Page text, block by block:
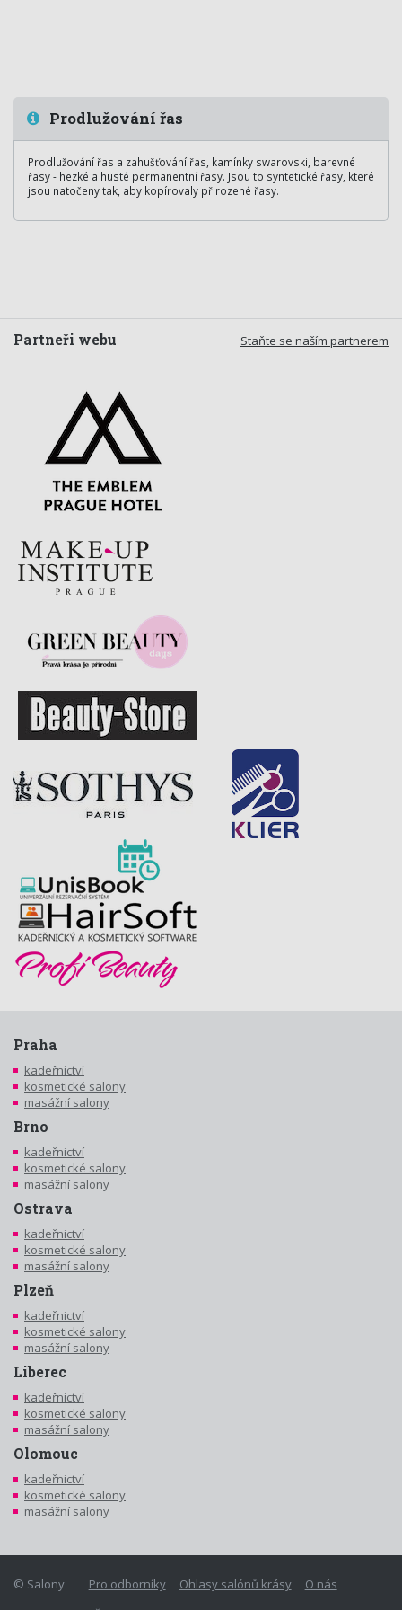
Prodlužování řas
Prodlužování řas a zahušťování řas, kamínky swarovski, barevné
řasy - hezké a husté permanentní řasy. Jsou to syntetické řasy, které
jsou natočeny tak, aby kopírovaly přirozené řasy.
Staňte se naším partnerem
Partneři webu
Praha
kadeřnictví
kosmetické salony
masážní salony
Brno
kadeřnictví
kosmetické salony
masážní salony
Ostrava
kadeřnictví
kosmetické salony
masážní salony
Plzeň
kadeřnictví
kosmetické salony
masážní salony
Liberec
kadeřnictví
kosmetické salony
masážní salony
Olomouc
kadeřnictví
kosmetické salony
masážní salony
Pro odborníky Ohlasy salónů krásy
O nás
© Salony